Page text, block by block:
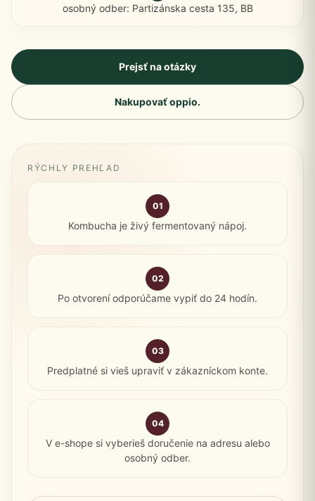
osobný odber: Partizánska cesta 135, BB
Prejsť na otázky
Nakupovať oppio.
RÝCHLY PREHĽAD
01
Kombucha je živý fermentovaný nápoj.
02
Po otvorení odporúčame vypiť do 24 hodín.
03
Predplatné si vieš upraviť v zákazníckom konte.
04
V e-shope si vyberieš doručenie na adresu alebo
osobný odber.